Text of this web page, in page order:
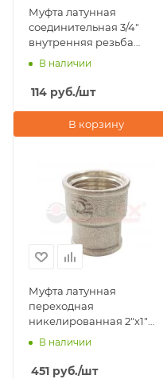
Муфта латунная
соединительная 3/4"
внутренняя резьба
Valfex
В наличии
114 руб./шт
В корзину
Муфта латунная
переходная
никелированная 2"х1"
внутренняя резьба
В наличии
451 руб./шт